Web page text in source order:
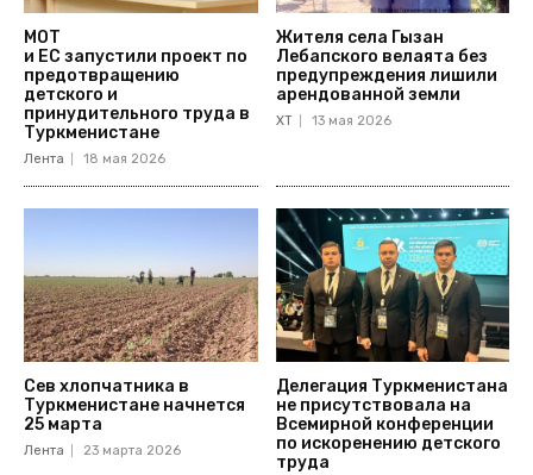
МОТ
и ЕС запустили проект по
предотвращению
детского и
принудительного труда в
Туркменистане
Лента 18 мая 2026
Жителя села Гызан
Лебапского велаята без
предупреждения лишили
арендованной земли
ХТ 13 мая 2026
Сев хлопчатника в
Туркменистане начнется
25 марта
Лента 23 марта 2026
Делегация Туркменистана
не присутствовала на
Всемирной конференции
по искоренению детского
труда